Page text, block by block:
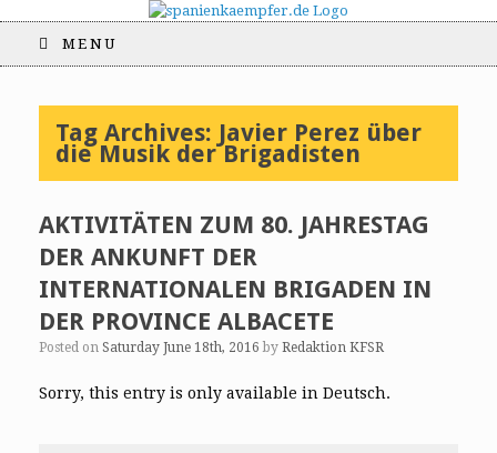
MENU
Tag Archives: Javier Perez über
die Musik der Brigadisten
AKTIVITÄTEN ZUM 80. JAHRESTAG
DER ANKUNFT DER
INTERNATIONALEN BRIGADEN IN
DER PROVINCE ALBACETE
Posted on Saturday June 18th, 2016 by Redaktion KFSR
Sorry, this entry is only available in Deutsch.